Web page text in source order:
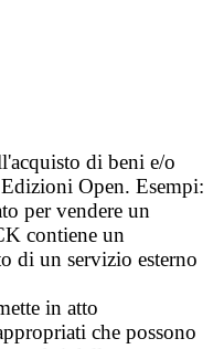
di beni e/o
Open. Esempi:
per vendere un
contiene un
di un servizio esterno
in atto
che possono